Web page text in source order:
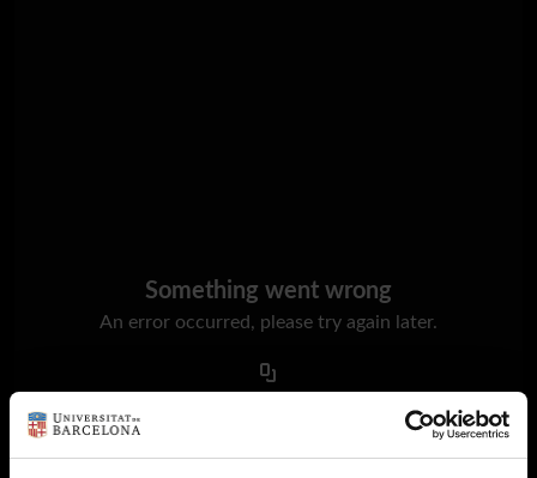
Something went wrong
An error occurred, please try again later.